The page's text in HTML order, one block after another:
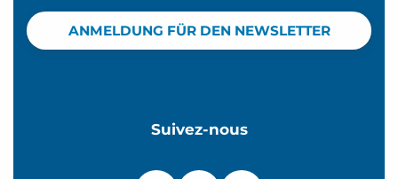
ANMELDUNG FÜR DEN NEWSLETTER
Suivez-nous